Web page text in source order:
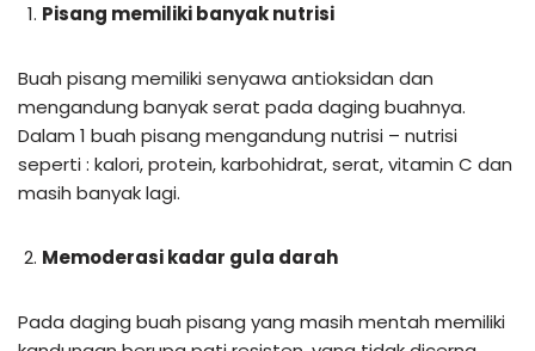
Pisang memiliki banyak nutrisi
Buah pisang memiliki senyawa antioksidan dan
mengandung banyak serat pada daging buahnya.
Dalam 1 buah pisang mengandung nutrisi – nutrisi
seperti : kalori, protein, karbohidrat, serat, vitamin C dan
masih banyak lagi.
Memoderasi kadar gula darah
Pada daging buah pisang yang masih mentah memiliki